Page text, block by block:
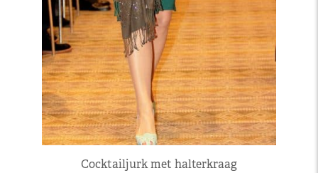
Cocktailjurk met halterkraag